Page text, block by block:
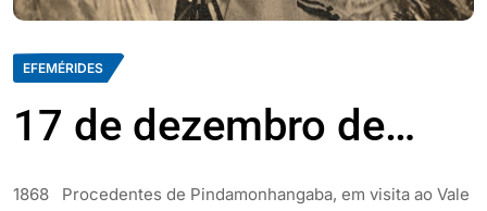
EFEMÉRIDES
17 de dezembro de…
1868 Procedentes de Pindamonhangaba, em visita ao Vale